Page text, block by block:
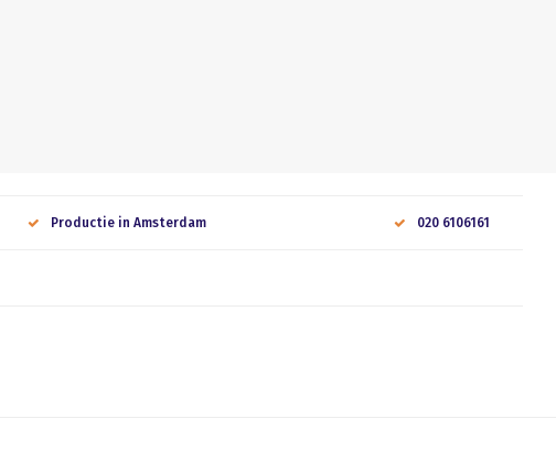
Productie in Amsterdam 020 6106161